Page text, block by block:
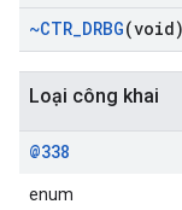
~CTR_DRBG(void)
Loại công khai
@338
enum